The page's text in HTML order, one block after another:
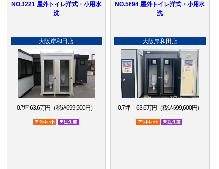
NO.3221 屋外トイレ洋式・小用水
洗
大阪岸和田店
0.7坪 63.6万円（税込699,500円）
アウトレット品
受注生産品
NO.5694 屋外トイレ洋式・小用水
洗
大阪岸和田店
0.7坪 63.6万円（税込699,600円）
アウトレット品
受注生産品